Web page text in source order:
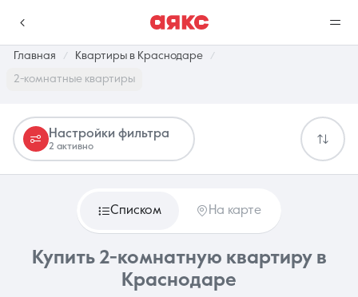
Избранное
0 объявлений 0 объявлений
Недвижимость Услуги
Главная Квартиры в Краснодаре
2-комнатные квартиры
Настройки фильтра
2 активно
Списком На карте
Купить 2-комнатную квартиру в
Краснодаре